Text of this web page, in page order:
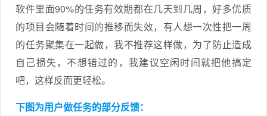
软件里面90%的任务有效期都在几天到几周，好多优质
的项目会随着时间的推移而失效，有人想一次性把一周
的任务聚集在一起做，我不推荐这样做，为了防止造成
自己损失，不想错过的，我建议空闲时间就把他搞定
吧，这样反而更轻松。
下图为用户做任务的部分反馈：